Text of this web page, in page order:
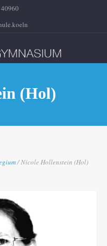
(Hol)
/ Nicole Hollenstein (Hol)